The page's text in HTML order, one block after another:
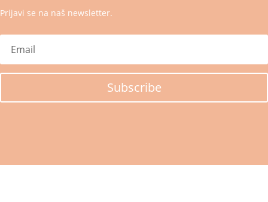
Prijavi se na naš newsletter.
Subscribe